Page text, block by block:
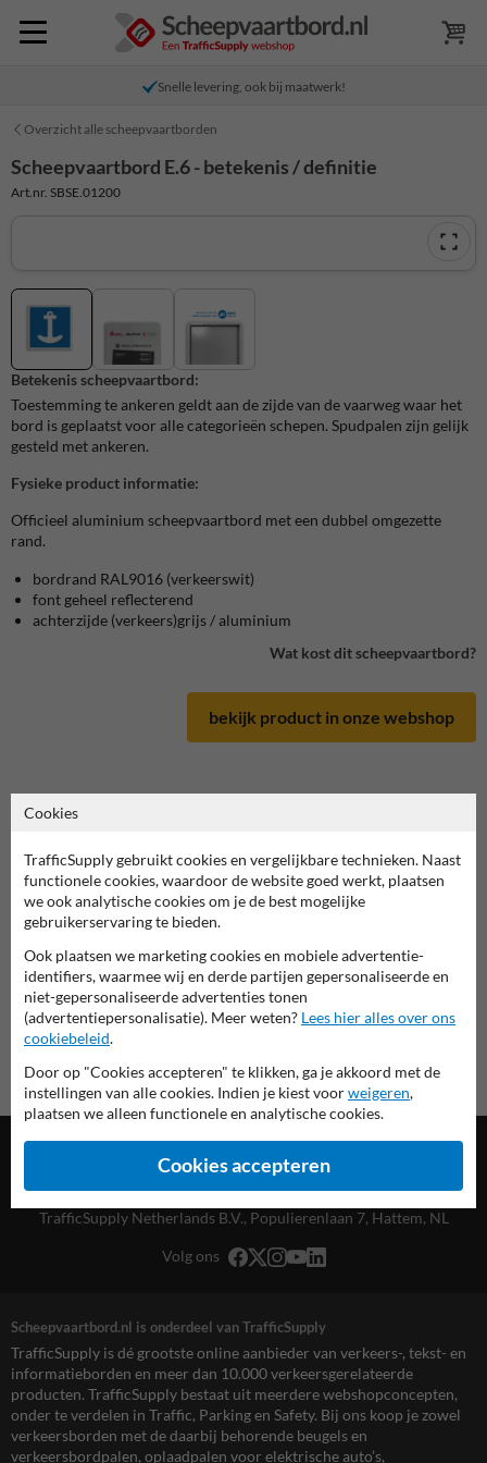
Snelle levering, ook bij maatwerk!
Overzicht alle scheepvaartborden
deze informatie printen
overzicht officiële scheepvaartborden
Scheepvaartbord.nl
Scheepvaartbord E.6 - betekenis / definitie
Art.nr. SBSE.01200
Betekenis scheepvaartbord:
Toestemming te ankeren geldt aan de zijde van de vaarweg waar het
bord is geplaatst voor alle categorieën schepen. Spudpalen zijn gelijk
gesteld met ankeren.
Fysieke product informatie:
Officieel aluminium scheepvaartbord met een dubbel omgezette
rand.
bordrand RAL9016 (verkeerswit)
font geheel reflecterend
achterzijde (verkeers)grijs / aluminium
Wat kost dit scheepvaartbord?
bekijk product in onze webshop
TrafficSupply Netherlands B.V., Populierenlaan 7, Hattem, NL
Volg ons
Scheepvaartbord.nl is onderdeel van TrafficSupply
TrafficSupply is dé grootste online aanbieder van verkeers-, tekst- en
informatieborden en meer dan 10.000 verkeersgerelateerde
producten. TrafficSupply bestaat uit meerdere webshopconcepten,
onder te verdelen in Traffic, Parking en Safety. Bij ons koop je zowel
verkeersborden met de daarbij behorende beugels en
verkeersbordpalen, oplaadpalen voor elektrische auto’s,
Cookies
TrafficSupply gebruikt cookies en vergelijkbare technieken. Naast
functionele cookies, waardoor de website goed werkt, plaatsen
we ook analytische cookies om je de best mogelijke
gebruikerservaring te bieden.
Ook plaatsen we marketing cookies en mobiele advertentie-
identifiers, waarmee wij en derde partijen gepersonaliseerde en
niet-gepersonaliseerde advertenties tonen
(advertentiepersonalisatie). Meer weten? Lees hier alles over ons
cookiebeleid.
Door op "Cookies accepteren" te klikken, ga je akkoord met de
instellingen van alle cookies. Indien je kiest voorweigeren,
plaatsen we alleen functionele en analytische cookies.
Cookies accepteren